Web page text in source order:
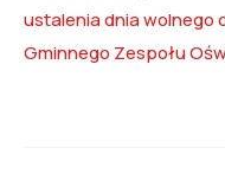
ustalenia dnia wolnego
Gminnego Zespołu